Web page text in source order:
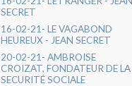
SECRET
16-02-21- LE VAGABOND
HEUREUX - JEAN SECRET
20-02-21- AMBROISE
CROIZAT, FONDATEUR DE LA
SECURITÉ SOCIALE